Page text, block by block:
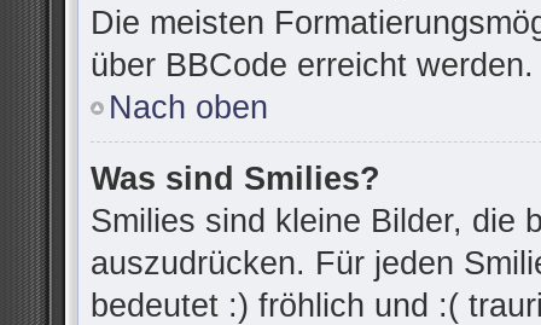
Die meisten
über BBCode erreicht werden.
Nach oben
Was sind Smilies?
Smilies sind kleine Bilder, die
auszudrücken. Für jeden
bedeutet :) fröhlich und :(